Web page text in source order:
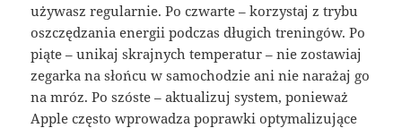
używasz regularnie. Po czwarte – korzystaj z trybu
oszczędzania energii podczas długich treningów. Po
piąte – unikaj skrajnych temperatur – nie zostawiaj
zegarka na słońcu w samochodzie ani nie narażaj go
na mróz. Po szóste – aktualizuj system, ponieważ
Apple często wprowadza poprawki optymalizujące